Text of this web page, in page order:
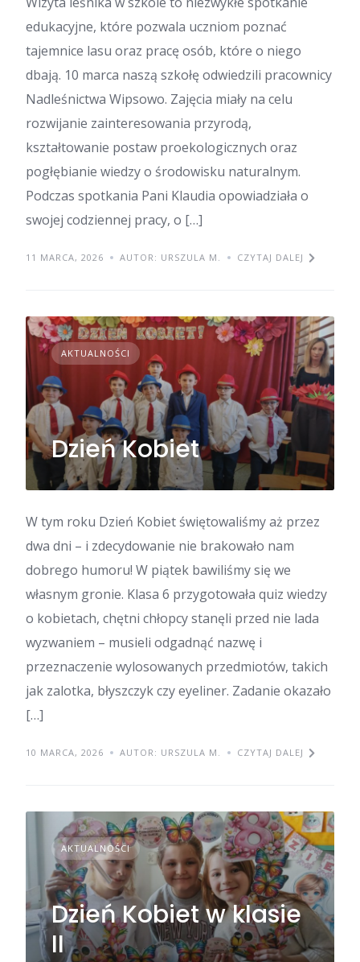
edukacyjne, które pozwala uczniom poznać
tajemnice lasu oraz pracę osób, które o niego
dbają. 10 marca naszą szkołę odwiedzili pracownicy
Nadleśnictwa Wipsowo. Zajęcia miały na celu
rozwijanie zainteresowania przyrodą,
kształtowanie postaw proekologicznych oraz
pogłębianie wiedzy o środowisku naturalnym.
Podczas spotkania Pani Klaudia opowiadziała o
swojej codziennej pracy, o […]
11 MARCA, 2026 AUTOR: URSZULA M. CZYTAJ DALEJ
AKTUALNOŚCI
Dzień Kobiet
W tym roku Dzień Kobiet świętowaliśmy aż przez
dwa dni – i zdecydowanie nie brakowało nam
dobrego humoru! W piątek bawiliśmy się we
własnym gronie. Klasa 6 przygotowała quiz wiedzy
o kobietach, chętni chłopcy stanęli przed nie lada
wyzwaniem – musieli odgadnąć nazwę i
przeznaczenie wylosowanych przedmiotów, takich
jak zalotka, błyszczyk czy eyeliner. Zadanie okazało
[…]
10 MARCA, 2026 AUTOR: URSZULA M. CZYTAJ DALEJ
AKTUALNOŚCI
Dzień Kobiet w klasie
II